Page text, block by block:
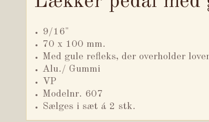
9/16"
70 x 100 mm.
Med gule refleks, der overholder
Alu./ Gummi
VP
Modelnr. 607
Sælges i sæt á 2 stk.